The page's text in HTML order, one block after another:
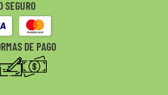
SEGURO
DE PAGO